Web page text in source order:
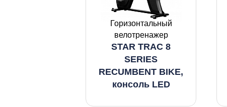
Горизонтальный
велотренажер
STAR TRAC 8
SERIES
RECUMBENT BIKE,
консоль LED